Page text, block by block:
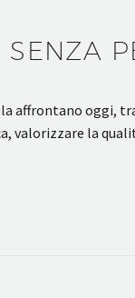
affrontano oggi,
valorizzare la